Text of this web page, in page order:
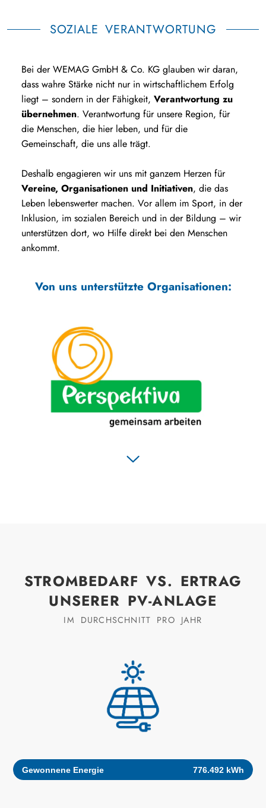
SOZIALE VERANTWORTUNG
Bei der WEMAG GmbH & Co. KG glauben wir daran,
dass wahre Stärke nicht nur in wirtschaftlichem Erfolg
liegt – sondern in der Fähigkeit, Verantwortung zu
übernehmen. Verantwortung für unsere Region, für
die Menschen, die hier leben, und für die
Gemeinschaft, die uns alle trägt.
Deshalb engagieren wir uns mit ganzem Herzen für
Vereine, Organisationen und Initiativen, die das
Leben lebenswerter machen. Vor allem im Sport, in der
Inklusion, im sozialen Bereich und in der Bildung – wir
unterstützen dort, wo Hilfe direkt bei den Menschen
ankommt.
Von uns unterstützte Organisationen:
Die Tour der Hoffnung sammelt mit einer jährlichen Radtour
Spenden für krebskranke Kinder und Jugendliche. Sport und
Solidarität verbinden sich zu einem der größten Charity-Events
Deutschlands.
Mehr dazu unter
www.tour-der-hoffnung.de
STROMBEDARF VS. ERTRAG
UNSERER PV-ANLAGE
IM DURCHSCHNITT PRO JAHR
Gewonnene Energie 776.492 kWh